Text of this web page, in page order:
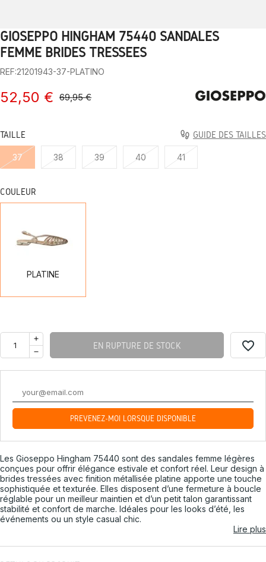
2 3 4 5 6 7 8 9
GIOSEPPO HINGHAM 75440 SANDALES
FEMME BRIDES TRESSÉES
REF:21201943-37-PLATINO
52,50 € 69,95 €
TAILLE GUIDE DES TAILLES
37 38 39 40 41
COULEUR
PLATINE
EN RUPTURE DE STOCK
PRÉVENEZ-MOI LORSQUE DISPONIBLE
favorite_border
Les Gioseppo Hingham 75440 sont des sandales femme légères
conçues pour offrir élégance estivale et confort réel. Leur design à
brides tressées avec finition métallisée platine apporte une touche
sophistiquée et texturée. Elles disposent d’une fermeture à boucle
réglable pour un meilleur maintien et d’un petit talon garantissant
stabilité et confort de marche. Idéales pour les looks d’été, les
événements ou un style casual chic.
Lire plus